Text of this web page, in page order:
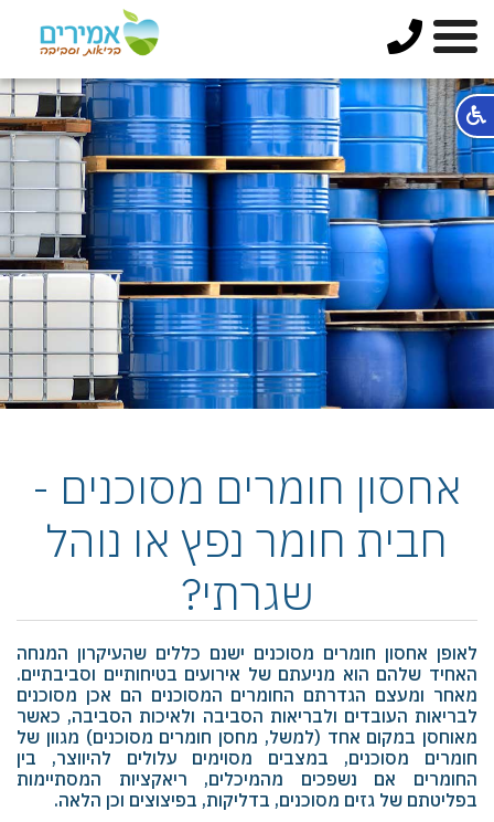
אחסון חומרים מסוכנים -
חבית חומר נפץ או נוהל
שגרתי?
לאופן אחסון חומרים מסוכנים ישנם כללים שהעיקרון המנחה
האחיד שלהם הוא מניעתם של אירועים בטיחותיים וסביבתיים.
מאחר ומעצם הגדרתם החומרים המסוכנים הם אכן מסוכנים
לבריאות העובדים ולבריאות הסביבה ולאיכות הסביבה, כאשר
מאוחסן במקום אחד (למשל, מחסן חומרים מסוכנים) מגוון של
חומרים מסוכנים, במצבים מסוימים עלולים להיווצר, בין
החומרים אם נשפכים מהמיכלים, ריאקציות המסתיימות
בפליטתם של גזים מסוכנים, בדליקות, בפיצוצים וכן הלאה.